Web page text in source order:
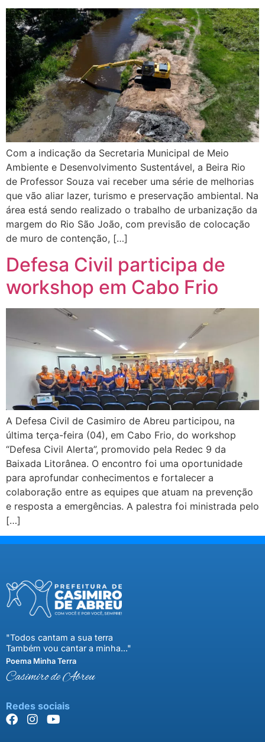
Com a indicação da Secretaria Municipal de Meio
Ambiente e Desenvolvimento Sustentável, a Beira Rio
de Professor Souza vai receber uma série de melhorias
que vão aliar lazer, turismo e preservação ambiental. Na
área está sendo realizado o trabalho de urbanização da
margem do Rio São João, com previsão de colocação
de muro de contenção, […]
Defesa Civil participa de
workshop em Cabo Frio
A Defesa Civil de Casimiro de Abreu participou, na
última terça-feira (04), em Cabo Frio, do workshop
“Defesa Civil Alerta”, promovido pela Redec 9 da
Baixada Litorânea. O encontro foi uma oportunidade
para aprofundar conhecimentos e fortalecer a
colaboração entre as equipes que atuam na prevenção
e resposta a emergências. A palestra foi ministrada pelo
[…]
"Todos cantam a sua terra
Também vou cantar a minha..."
Poema Minha Terra
Casimiro de Abreu
Redes sociais